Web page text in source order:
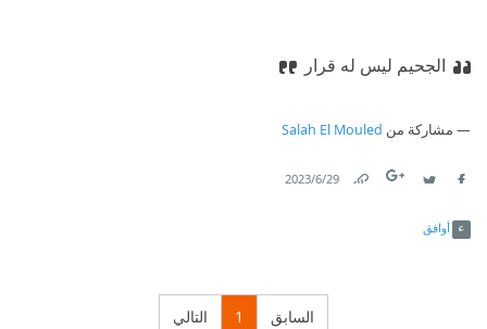
الجحيم ليس له قرار
مشاركة من Salah El Mouled
29‏/6‏/2023
أوافق
السابق 1 التالي